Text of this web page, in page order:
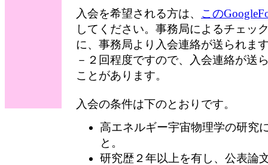
入会を希望される方は、 この
してください。事務局によるチェッ
に、事務局より入会連絡が送られま
－２回程度ですので、入会連絡が送
ことがあります。
入会の条件は下のとおりです。
高エネルギー宇宙物理学の研究
と。
研究歴２年以上を有し、公表論